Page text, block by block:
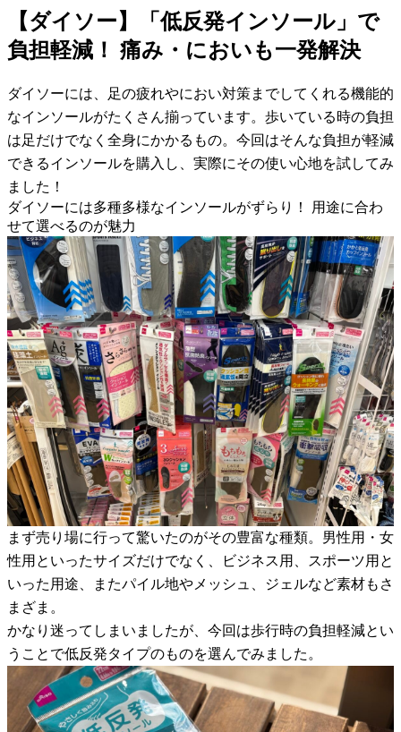
【ダイソー】「低反発インソール」で
負担軽減！ 痛み・においも一発解決
ダイソーには、足の疲れやにおい対策までしてくれる機能的
なインソールがたくさん揃っています。歩いている時の負担
は足だけでなく全身にかかるもの。今回はそんな負担が軽減
できるインソールを購入し、実際にその使い心地を試してみ
ました！
ダイソーには多種多様なインソールがずらり！ 用途に合わ
せて選べるのが魅力
まず売り場に行って驚いたのがその豊富な種類。男性用・女
性用といったサイズだけでなく、ビジネス用、スポーツ用と
いった用途、またパイル地やメッシュ、ジェルなど素材もさ
まざま。
かなり迷ってしまいましたが、今回は歩行時の負担軽減とい
うことで低反発タイプのものを選んでみました。